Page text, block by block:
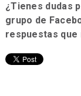
¿Tienes dudas
grupo de
respuestas que